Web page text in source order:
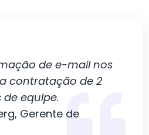
de e-mail nos
contratação de 2
equipe.
Gerente de